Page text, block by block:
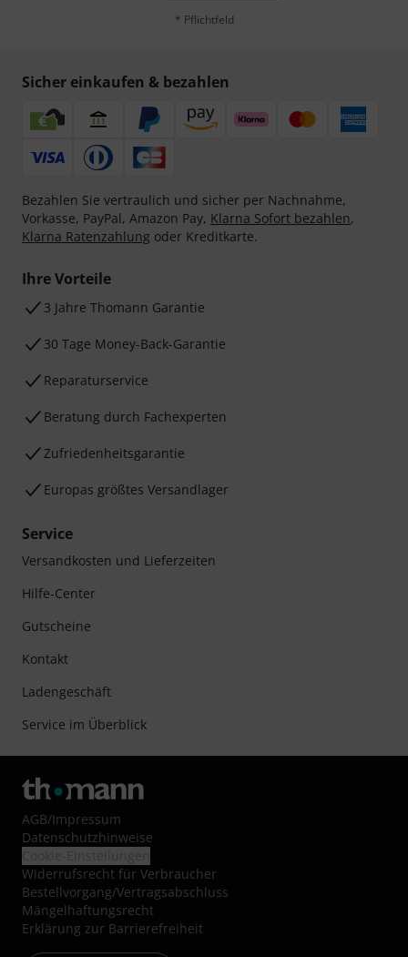
* Pflichtfeld
Sicher einkaufen & bezahlen
Bezahlen Sie vertraulich und sicher per Nachnahme,
Vorkasse, PayPal, Amazon Pay, Klarna Sofort bezahlen,
Klarna Ratenzahlung oder Kreditkarte.
Ihre Vorteile
3 Jahre Thomann Garantie
30 Tage Money-Back-Garantie
Reparaturservice
Beratung durch Fachexperten
Zufriedenheitsgarantie
Europas größtes Versandlager
Service
Versandkosten und Lieferzeiten
Hilfe-Center
Gutscheine
Kontakt
Ladengeschäft
Service im Überblick
AGB/Impressum
Datenschutzhinweise
Widerrufsrecht für Verbraucher
Bestellvorgang/Vertragsabschluss
Mängelhaftungsrecht
Erklärung zur Barrierefreiheit